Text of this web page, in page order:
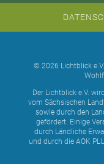
© 2026 Lichtblick
Der Lichtblick e.V.
vom Sächsischen
sowie durch den
gefördert. Einige
durch Ländliche
und durch die AOK